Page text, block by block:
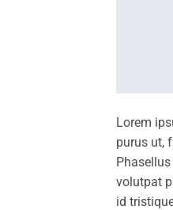
Lorem
purus ut,
volutpat
id